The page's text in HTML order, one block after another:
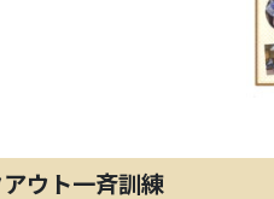
ウト一斉訓練